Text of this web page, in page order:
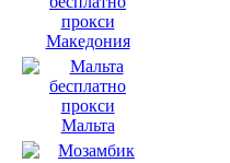
Македония
Мальта